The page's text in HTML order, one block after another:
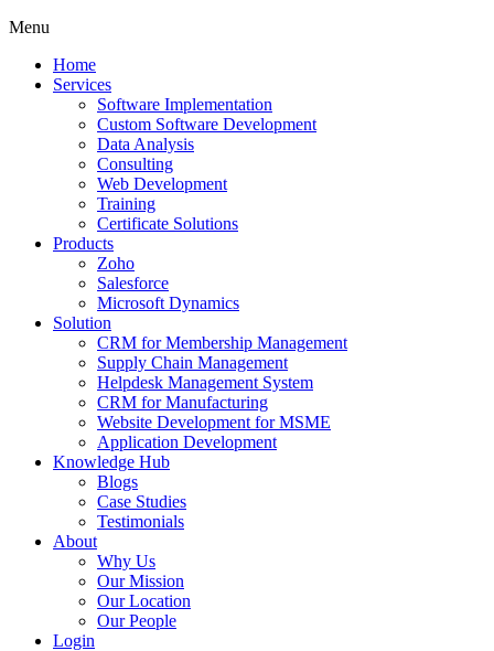
Menu
Home
Services
Software Implementation
Custom Software Development
Data Analysis
Consulting
Web Development
Training
Certificate Solutions
Products
Zoho
Salesforce
Microsoft Dynamics
Solution
CRM for Membership Management
Supply Chain Management
Helpdesk Management System
CRM for Manufacturing
Website Development for MSME
Application Development
Knowledge Hub
Blogs
Case Studies
Testimonials
About
Why Us
Our Mission
Our Location
Our People
Login